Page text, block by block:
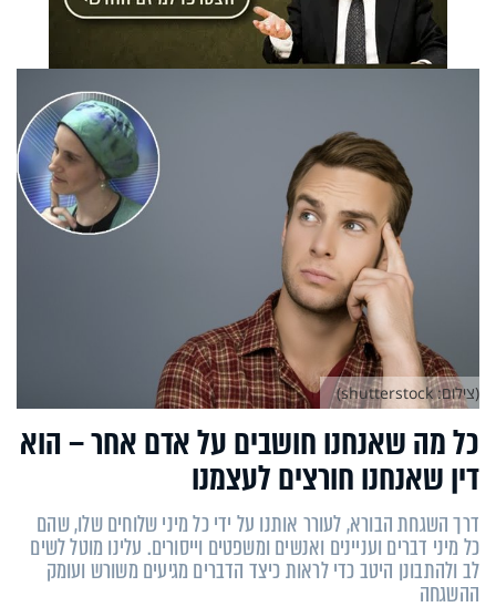
כל מה שאנחנו חושבים על אדם אחר – הוא
דין שאנחנו חורצים לעצמנו
דרך השגחת הבורא, לעורר אותנו על ידי כל מיני שלוחים שלו, שהם
כל מיני דברים ועניינים ואנשים ומשפטים וייסורים. עלינו מוטל לשים
לב ולהתבונן היטב כדי לראות כיצד הדברים מגיעים משורש ועומק
ההשגחה
(צילום: shutterstock)